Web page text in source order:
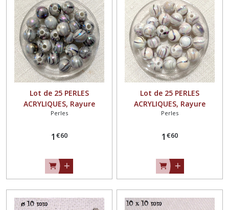
Lot de 25 PERLES
ACRYLIQUES, Rayure
marbré, VERT de GRIS ** 8
Perles
1 €60
Lot de 25 PERLES
ACRYLIQUES, Rayure
marbré, BLANC CRÈME ** 8
Perles
1 €60